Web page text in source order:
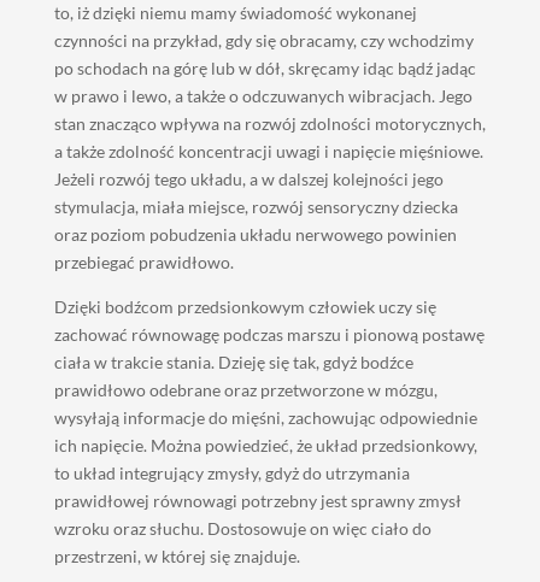
to, iż dzięki niemu mamy świadomość wykonanej
czynności na przykład, gdy się obracamy, czy wchodzimy
po schodach na górę lub w dół, skręcamy idąc bądź jadąc
w prawo i lewo, a także o odczuwanych wibracjach. Jego
stan znacząco wpływa na rozwój zdolności motorycznych,
a także zdolność koncentracji uwagi i napięcie mięśniowe.
Jeżeli rozwój tego układu, a w dalszej kolejności jego
stymulacja, miała miejsce, rozwój sensoryczny dziecka
oraz poziom pobudzenia układu nerwowego powinien
przebiegać prawidłowo.
Dzięki bodźcom przedsionkowym człowiek uczy się
zachować równowagę podczas marszu i pionową postawę
ciała w trakcie stania. Dzieję się tak, gdyż bodźce
prawidłowo odebrane oraz przetworzone w mózgu,
wysyłają informacje do mięśni, zachowując odpowiednie
ich napięcie. Można powiedzieć, że układ przedsionkowy,
to układ integrujący zmysły, gdyż do utrzymania
prawidłowej równowagi potrzebny jest sprawny zmysł
wzroku oraz słuchu. Dostosowuje on więc ciało do
przestrzeni, w której się znajduje.